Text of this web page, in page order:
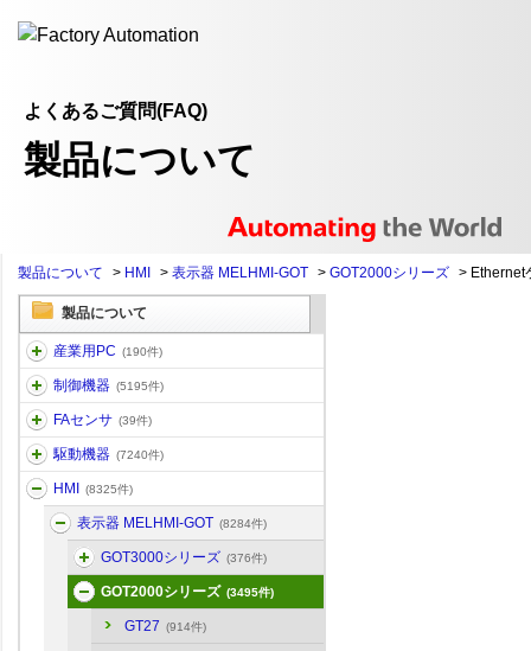
よくあるご質問(FAQ)
製品について
製品について > HMI > 表示器 MELHMI-GOT > GOT2000シリーズ > Ethernet
製品について
産業用PC (190件)
制御機器 (5195件)
FAセンサ (39件)
駆動機器 (7240件)
HMI (8325件)
表示器 MELHMI-GOT (8284件)
GOT3000シリーズ (376件)
GOT2000シリーズ (3495件)
GT27 (914件)